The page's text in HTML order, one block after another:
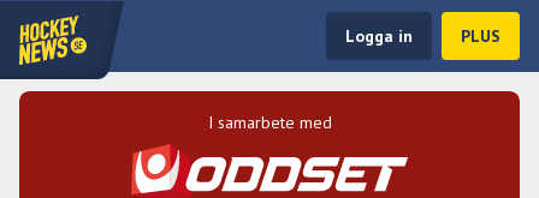
Logga in PLUS
I samarbete med